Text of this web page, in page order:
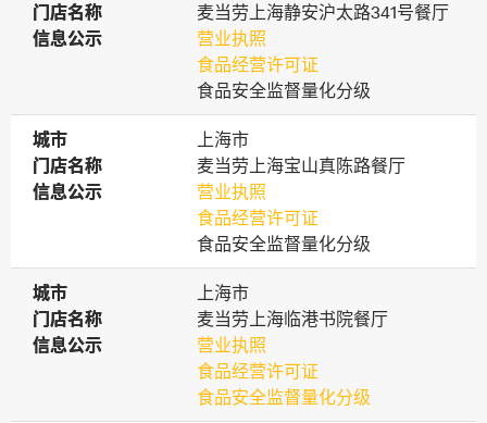
门店名称
门店名称
麦当劳上海静安沪太路341号餐厅
信息公示
信息公示
营业执照
食品经营许可证
食品安全监督量化分级
城市
城市
上海市
门店名称
门店名称
麦当劳上海宝山真陈路餐厅
信息公示
信息公示
营业执照
食品经营许可证
食品安全监督量化分级
城市
城市
上海市
门店名称
门店名称
麦当劳上海临港书院餐厅
信息公示
信息公示
营业执照
食品经营许可证
食品安全监督量化分级